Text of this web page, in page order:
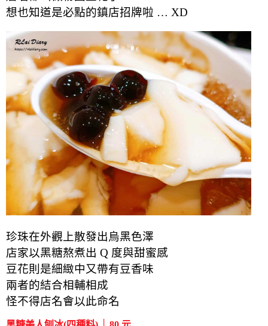
想也知道是必點的鎮店招牌啦 … XD
珍珠在外觀上散發出烏黑色澤
店家以黑糖熬煮出 Q 度與甜蜜感
豆花則是細緻中又帶有豆香味
兩者的結合相輔相成
怪不得店名會以此命名